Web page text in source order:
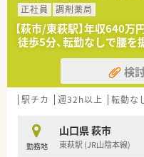
＜研修制度＞
■現場の先輩薬剤師よ
＜法人特徴＞
■山口県萩市に2店舗
■地元に密着した調剤
り組んで頂ける方大歓
■社宅・住宅手当の補
＜こんな方にもおすすめ
■地域に密着した調剤
正社員
調剤薬局
【萩市/東萩駅】年収640万
徒歩5分、転勤なしで腰を
検
駅チカ 週32h以上 転勤な
勤務地
山口県 萩市
東萩駅 (JR山陰本線)